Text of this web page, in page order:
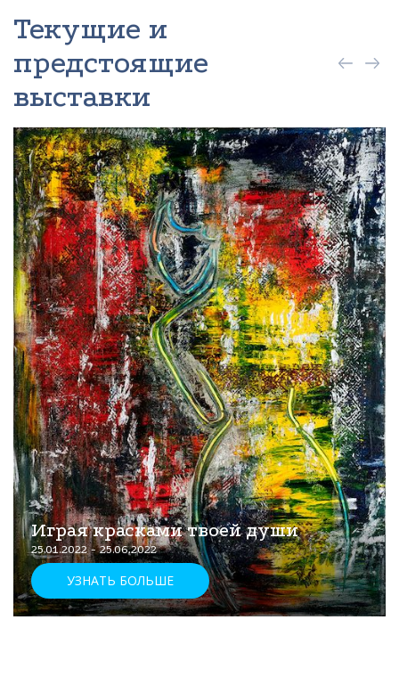
Текущие и
предстоящие
выставки
Играя красками твоей души
25.01.2022 - 25.06.2022
УЗНАТЬ БОЛЬШЕ